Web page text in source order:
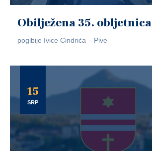
Obilježena 35. obljetnica
pogibije Ivice Cindrića – Pive
15
SRP